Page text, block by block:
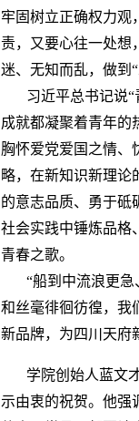
牢固树立正确权力观
责，又要心往一处想
迷、无知而乱，做到
习近平总书记说
成就都凝聚着青年的
胸怀爱党爱国之情、
略，在新知识新理论
的意志品质、勇于砥
社会实践中锤炼品格
青春之歌。
“船到中流浪更
和丝毫徘徊彷徨，我
新品牌，为四川天府
学院创始人蓝文
示由衷的祝贺。他强